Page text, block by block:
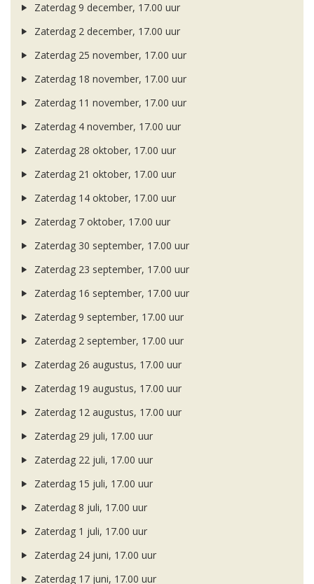
Zaterdag 9 december, 17.00 uur
Zaterdag 2 december, 17.00 uur
Zaterdag 25 november, 17.00 uur
Zaterdag 18 november, 17.00 uur
Zaterdag 11 november, 17.00 uur
Zaterdag 4 november, 17.00 uur
Zaterdag 28 oktober, 17.00 uur
Zaterdag 21 oktober, 17.00 uur
Zaterdag 14 oktober, 17.00 uur
Zaterdag 7 oktober, 17.00 uur
Zaterdag 30 september, 17.00 uur
Zaterdag 23 september, 17.00 uur
Zaterdag 16 september, 17.00 uur
Zaterdag 9 september, 17.00 uur
Zaterdag 2 september, 17.00 uur
Zaterdag 26 augustus, 17.00 uur
Zaterdag 19 augustus, 17.00 uur
Zaterdag 12 augustus, 17.00 uur
Zaterdag 29 juli, 17.00 uur
Zaterdag 22 juli, 17.00 uur
Zaterdag 15 juli, 17.00 uur
Zaterdag 8 juli, 17.00 uur
Zaterdag 1 juli, 17.00 uur
Zaterdag 24 juni, 17.00 uur
Zaterdag 17 juni, 17.00 uur